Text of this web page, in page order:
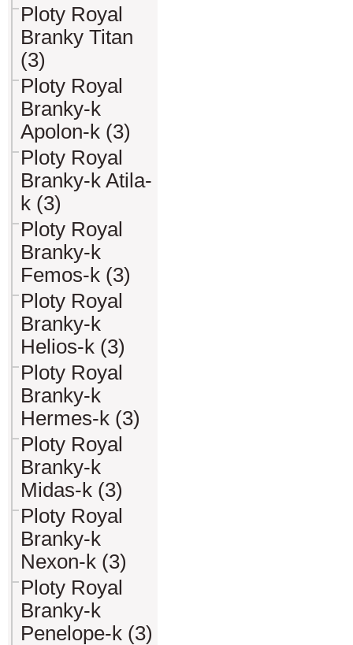
Ploty Royal
Branky Titan
(3)
Ploty Royal
Branky-k
Apolon-k (3)
Ploty Royal
Branky-k Atila-
k (3)
Ploty Royal
Branky-k
Femos-k (3)
Ploty Royal
Branky-k
Helios-k (3)
Ploty Royal
Branky-k
Hermes-k (3)
Ploty Royal
Branky-k
Midas-k (3)
Ploty Royal
Branky-k
Nexon-k (3)
Ploty Royal
Branky-k
Penelope-k (3)